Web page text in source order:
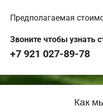
Предполагаемая
Звоните чтобы узнать
+7 921 027-89-78
Как